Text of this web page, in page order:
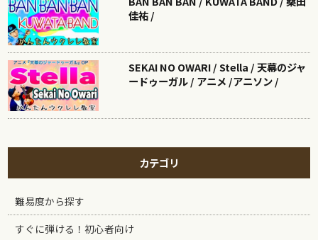
佳祐 /
SEKAI NO OWARI / Stella / 天幕のジャ
ードゥーガル / アニメ /アニソン /
カテゴリ
難易度から探す
すぐに弾ける！初心者向け